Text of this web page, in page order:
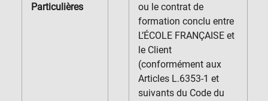
Particulières
ou le contrat de
formation conclu entre
L’ÉCOLE FRANÇAISE et
le Client
(conformément aux
Articles L.6353-1 et
suivants du Code du